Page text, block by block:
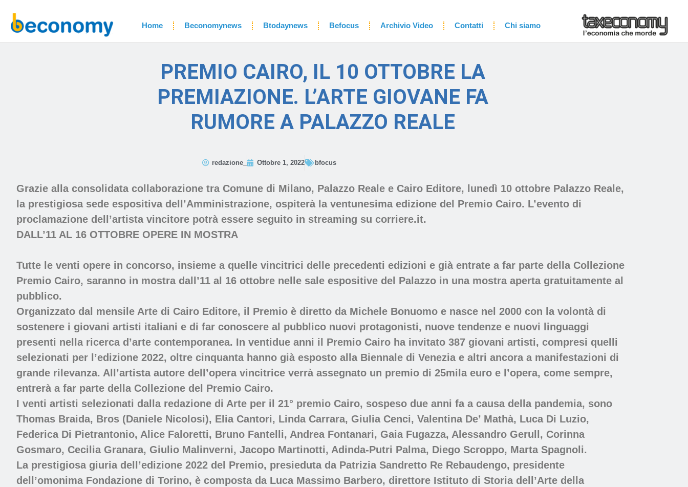
Home Beconomynews Btodaynews Befocus Archivio Video Contatti Chi siamo
PREMIO CAIRO, IL 10 OTTOBRE LA
PREMIAZIONE. L’ARTE GIOVANE FA
RUMORE A PALAZZO REALE
redazione_ Ottobre 1, 2022 bfocus
Grazie alla consolidata collaborazione tra Comune di Milano, Palazzo Reale e Cairo Editore, lunedì 10 ottobre Palazzo Reale,
la prestigiosa sede espositiva dell’Amministrazione, ospiterà la ventunesima edizione del Premio Cairo. L’evento di
proclamazione dell’artista vincitore potrà essere seguito in streaming su corriere.it.
DALL’11 AL 16 OTTOBRE OPERE IN MOSTRA
Tutte le venti opere in concorso, insieme a quelle vincitrici delle precedenti edizioni e già entrate a far parte della Collezione
Premio Cairo, saranno in mostra dall’11 al 16 ottobre nelle sale espositive del Palazzo in una mostra aperta gratuitamente al
pubblico.
Organizzato dal mensile Arte di Cairo Editore, il Premio è diretto da Michele Bonuomo e nasce nel 2000 con la volontà di
sostenere i giovani artisti italiani e di far conoscere al pubblico nuovi protagonisti, nuove tendenze e nuovi linguaggi
presenti nella ricerca d’arte contemporanea. In ventidue anni il Premio Cairo ha invitato 387 giovani artisti, compresi quelli
selezionati per l’edizione 2022, oltre cinquanta hanno già esposto alla Biennale di Venezia e altri ancora a manifestazioni di
grande rilevanza. All’artista autore dell’opera vincitrice verrà assegnato un premio di 25mila euro e l’opera, come sempre,
entrerà a far parte della Collezione del Premio Cairo.
I venti artisti selezionati dalla redazione di Arte per il 21° premio Cairo, sospeso due anni fa a causa della pandemia, sono
Thomas Braida, Bros (Daniele Nicolosi), Elia Cantori, Linda Carrara, Giulia Cenci, Valentina De’ Mathà, Luca Di Luzio,
Federica Di Pietrantonio, Alice Faloretti, Bruno Fantelli, Andrea Fontanari, Gaia Fugazza, Alessandro Gerull, Corinna
Gosmaro, Cecilia Granara, Giulio Malinverni, Jacopo Martinotti, Adinda-Putri Palma, Diego Scroppo, Marta Spagnoli.
La prestigiosa giuria dell’edizione 2022 del Premio, presieduta da Patrizia Sandretto Re Rebaudengo, presidente
dell’omonima Fondazione di Torino, è composta da Luca Massimo Barbero, direttore Istituto di Storia dell’Arte della